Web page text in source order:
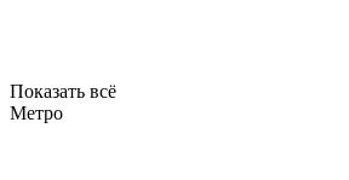
Показать всё
Метро